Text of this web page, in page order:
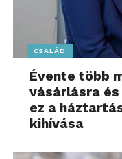
CSALÁD
Évente több
vásárlásra
ez a
kihívása